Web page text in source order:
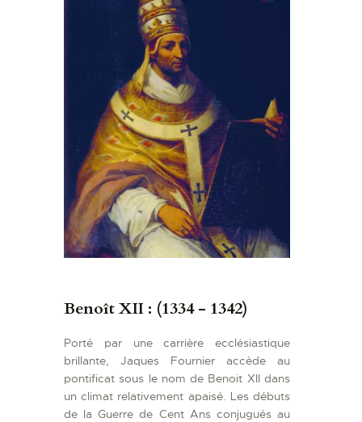
Benoît XII : (1334 - 1342)
Porté par une carrière ecclésiastique
brillante, Jaques Fournier accède au
pontificat sous le nom de Benoit XII dans
un climat relativement apaisé. Les débuts
de la Guerre de Cent Ans conjugués au